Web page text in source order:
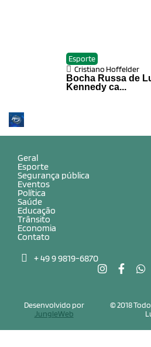
Esporte
Cristiano Hoffelder
Bocha Russa de
Kennedy ca...
Geral
Esporte
Segurança pública
Eventos
Política
Saúde
Educação
Trânsito
Economia
Contato
+ 49 9 9819-6870
© 2018
Desenvolvido por
JungleWeb